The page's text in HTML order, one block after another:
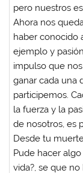
pero nuestros
Ahora nos
haber conocido
ejemplo y
impulso que
ganar cada una
participemos.
la fuerza y la
de nosotros, es
Desde tu
Pude hacer
vida?, se que